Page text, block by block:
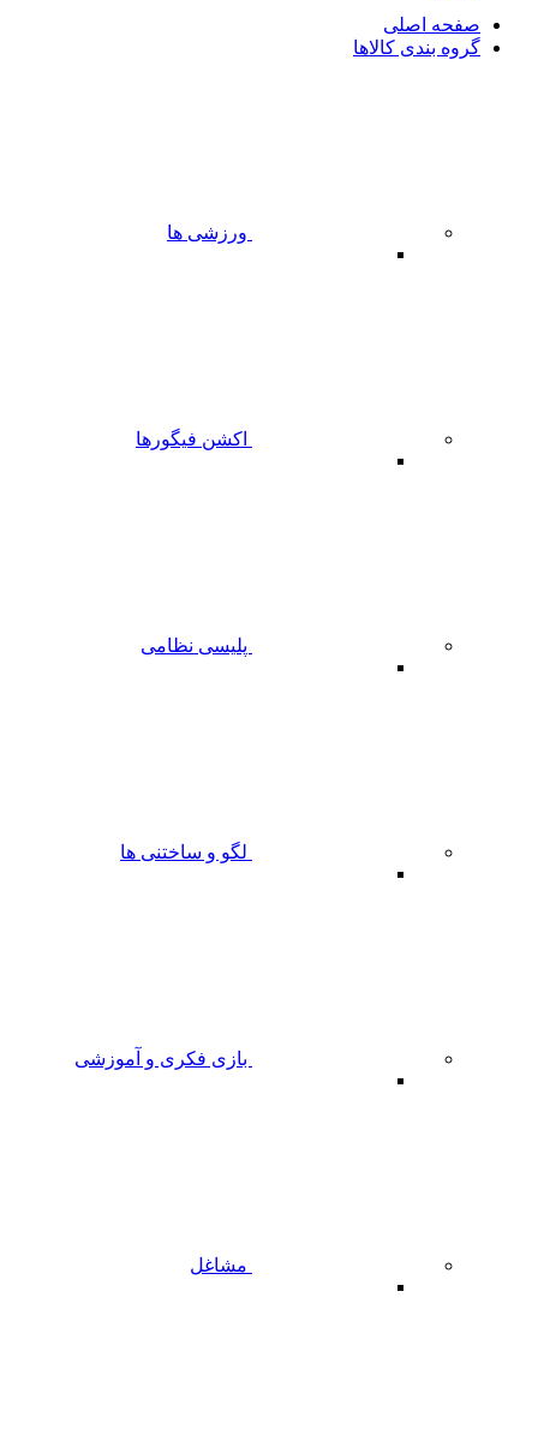
صفحه اصلی
گروه بندی کالاها
ورزشی ها
اکشن فیگورها
پلیسی نظامی
لگو و ساختنی ها
بازی فکری و آموزشی
مشاغل